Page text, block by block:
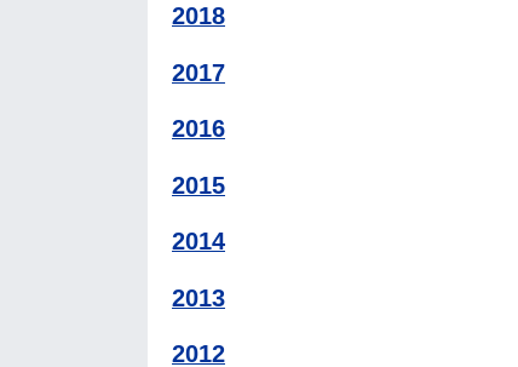
2018
2017
2016
2015
2014
2013
2012